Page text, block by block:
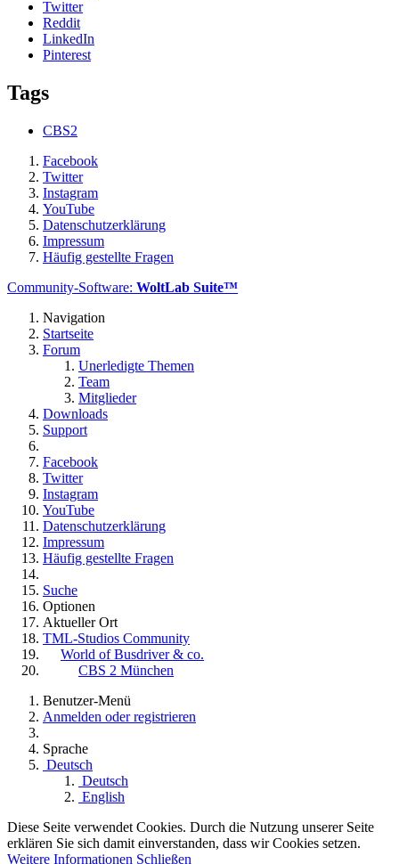
Twitter
Reddit
LinkedIn
Pinterest
Tags
CBS2
Facebook
Twitter
Instagram
YouTube
Datenschutzerklärung
Impressum
Häufig gestellte Fragen
Community-Software: WoltLab Suite™
Navigation
Startseite
Forum
Unerledigte Themen
Team
Mitglieder
Downloads
Support
Facebook
Twitter
Instagram
YouTube
Datenschutzerklärung
Impressum
Häufig gestellte Fragen
Suche
Optionen
Aktueller Ort
TML-Studios Community
World of Busdriver & co.
CBS 2 München
Benutzer-Menü
Anmelden oder registrieren
Sprache
Deutsch
Deutsch
English
Diese Seite verwendet Cookies. Durch die Nutzung unserer Seite
erklären Sie sich damit einverstanden, dass wir Cookies setzen.
Weitere Informationen Schließen